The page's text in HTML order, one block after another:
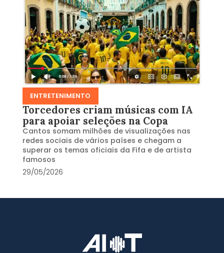
ENTRETENIMENTO
Torcedores criam músicas com IA
para apoiar seleções na Copa
Cantos somam milhões de visualizações nas
redes sociais de vários países e chegam a
superar os temas oficiais da Fifa e de artista
famosos
29/05/2026